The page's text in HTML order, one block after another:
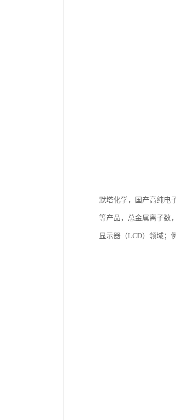
默塔化学，国产高纯电
等产品，总金属离子数
显示器（LCD）领域；